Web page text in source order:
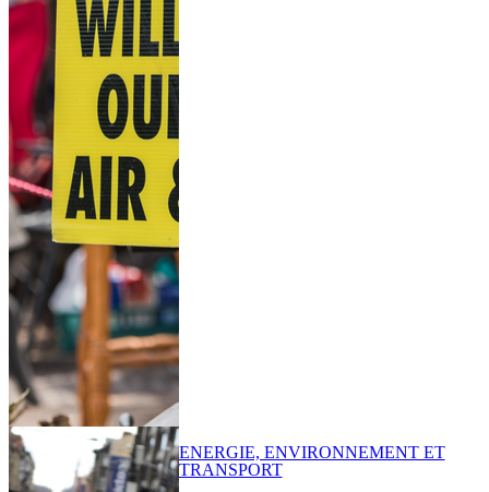
ENERGIE, ENVIRONNEMENT ET
TRANSPORT